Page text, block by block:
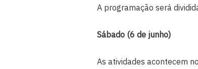
A programação será
Sábado (6 de junho)
As atividades acontecem